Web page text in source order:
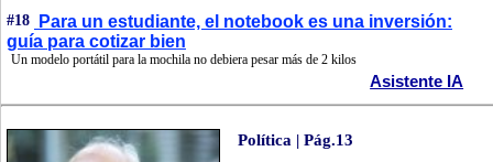
#18
Para un estudiante, el notebook es una inversión:
guía para cotizar bien
Un modelo portátil para la mochila no debiera pesar más de 2 kilos
Asistente IA
Política | Pág.13